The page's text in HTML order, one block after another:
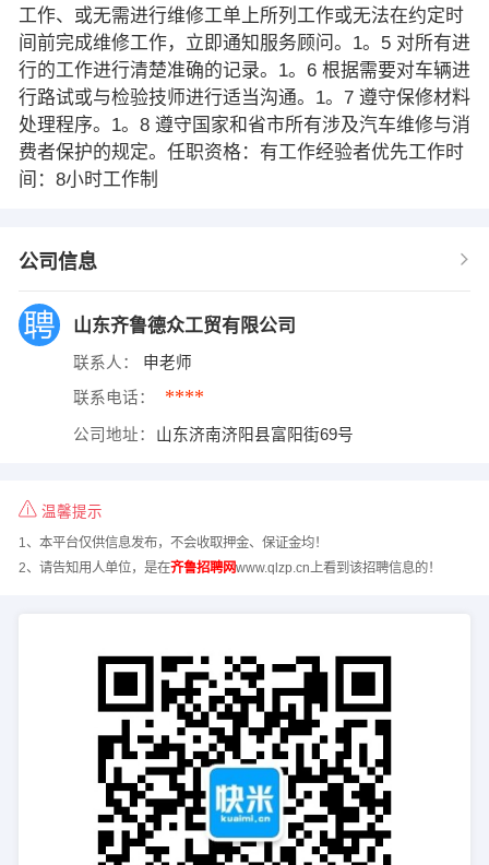
工作、或无需进行维修工单上所列工作或无法在约定时
间前完成维修工作，立即通知服务顾问。1。5 对所有进
行的工作进行清楚准确的记录。1。6 根据需要对车辆进
行路试或与检验技师进行适当沟通。1。7 遵守保修材料
处理程序。1。8 遵守国家和省市所有涉及汽车维修与消
费者保护的规定。任职资格：有工作经验者优先工作时
间：8小时工作制
公司信息
山东齐鲁德众工贸有限公司
联系人： 申老师
联系电话： ****
公司地址： 山东济南济阳县富阳街69号
温馨提示
1、本平台仅供信息发布，不会收取押金、保证金均！
2、请告知用人单位，是在齐鲁招聘网www.qlzp.cn上看到该招聘信息的！